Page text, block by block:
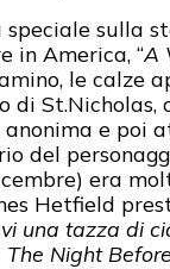
sulla
in America, “A
le calze
St.Nicholas,
e
del
era
Hetfield
una tazza di
Night